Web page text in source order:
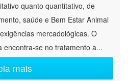
quanto quantitativo, de
saúde e Bem Estar Animal
mercadológicas. O
encontra-se no tratamento a...
mais